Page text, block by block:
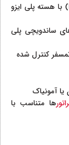
استفاده از ساندویچ پانل‌های فلزی عایق (IMPs) با هسته پلی ایزو
پانل‌های ساندویچی پلی
کنترل شده
آمونیاک
ها متناسب با